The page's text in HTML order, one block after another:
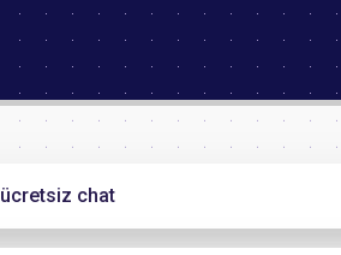
ücretsiz chat